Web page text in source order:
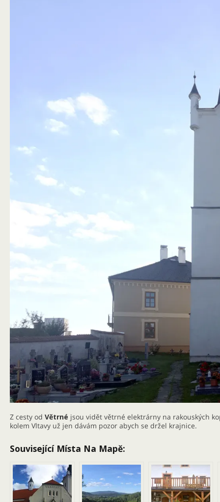
Z cesty od Větrné jsou vidět větrné elektrárny na rakouských
kolem Vltavy už jen dávám pozor abych se držel krajnice.
Související Místa Na Mapě: